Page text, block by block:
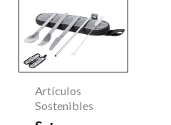
Artículos
Sostenibles